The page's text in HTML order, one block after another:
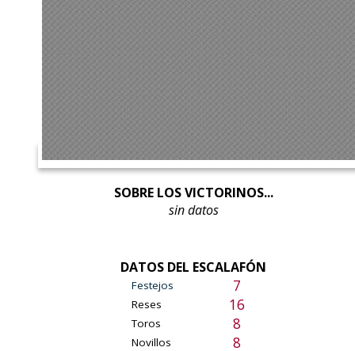
SOBRE LOS VICTORINOS...
sin datos
DATOS DEL ESCALAFÓN
Festejos 7
Reses 16
Toros 8
Novillos 8